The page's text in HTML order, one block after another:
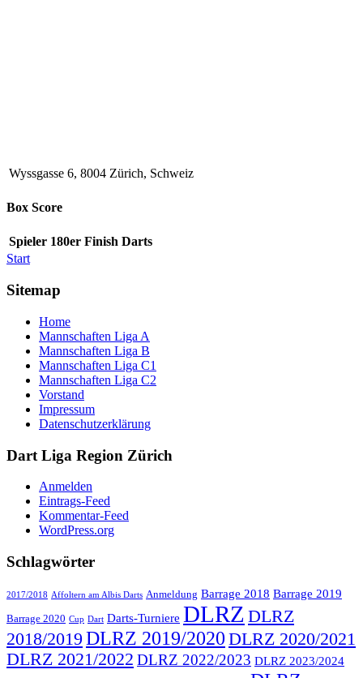
Wyssgasse 6, 8004 Zürich, Schweiz
Box Score
Spieler 180er Finish Darts
Start
Sitemap
Home
Mannschaften Liga A
Mannschaften Liga B
Mannschaften Liga C1
Mannschaften Liga C2
Vorstand
Impressum
Datenschutzerklärung
Dart Liga Region Zürich
Anmelden
Eintrags-Feed
Kommentar-Feed
WordPress.org
Schlagwörter
2017/2018 Affoltern am Albis Darts Anmeldung Barrage 2018 Barrage 2019
Barrage 2020 Cup Dart Darts-Turniere DLRZ DLRZ
2018/2019 DLRZ 2019/2020 DLRZ 2020/2021
DLRZ 2021/2022 DLRZ 2022/2023 DLRZ 2023/2024